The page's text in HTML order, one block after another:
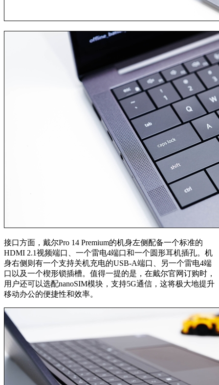
接口方面，戴尔Pro 14 Premium的机身左侧配备一个标准的
HDMI 2.1视频端口、一个雷电4端口和一个圆形耳机插孔。机
身右侧则有一个支持关机充电的USB-A端口、另一个雷电4端
口以及一个楔形锁插槽。值得一提的是，在戴尔官网订购时，
用户还可以选配nanoSIM模块，支持5G通信，这将极大地提升
移动办公的便捷性和效率。